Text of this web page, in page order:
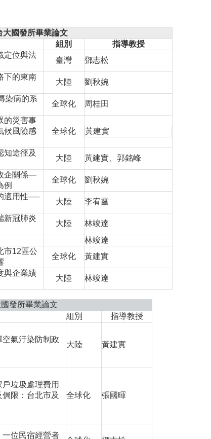
大國發所畢業論文
組別
指導教授
定位與法
臺灣 鄧志松
下的東南
大陸 劉秋婉
染病的系
全球化 周桂田
的災害事
候風險感
全球化 黃建實
知途徑及
大陸 黃建實、郭銘峰
企關係—
例
全球化 劉秋婉
適用性──
大陸 李宥霆
新冠肺炎
大陸
林竣達
林竣達
市12區公
全球化 黃建實
與企業績
大陸 林竣達
發所畢業論文
組別 指導教授
氣汙染防制政
大陸 黃建實
垃圾處理費用
限：台北市及
全球化 張國暉
位民宿經營者